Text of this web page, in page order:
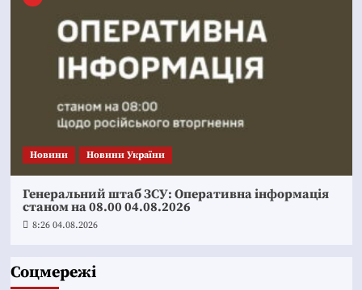
Новини Новини України
Генеральний штаб ЗСУ: Оперативна інформація
станом на 08.00 04.08.2026
8:26 04.08.2026
Соцмережі